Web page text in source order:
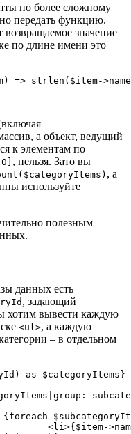
по более сложному
передать функцию.
значение
по длине имени это
=> strlen($item-
а объект, ведущий
к элементам по
, нельзя. Зато вы
, а
используйте
полезным
данных есть
, задающий
хотим вывести каждую
<ul>, а каждую
– в отдельном
as $categoryItems}